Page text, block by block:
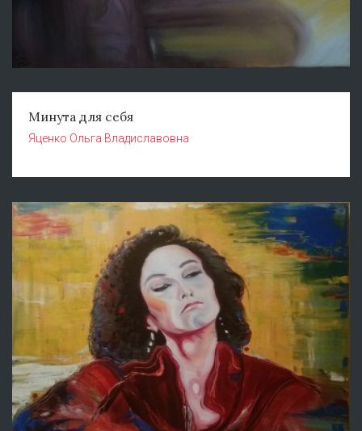
Минута для себя
Яценко Ольга Владиславовна